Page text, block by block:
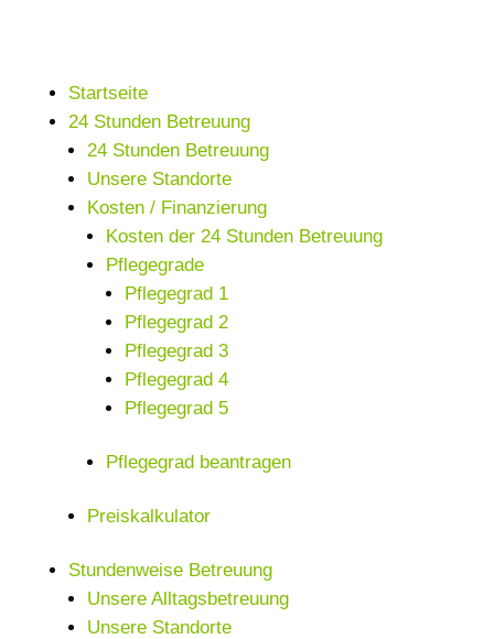
Startseite
24 Stunden Betreuung
24 Stunden Betreuung
Unsere Standorte
Kosten / Finanzierung
Kosten der 24 Stunden Betreuung
Pflegegrade
Pflegegrad 1
Pflegegrad 2
Pflegegrad 3
Pflegegrad 4
Pflegegrad 5
Pflegegrad beantragen
Preiskalkulator
Stundenweise Betreuung
Unsere Alltagsbetreuung
Unsere Standorte